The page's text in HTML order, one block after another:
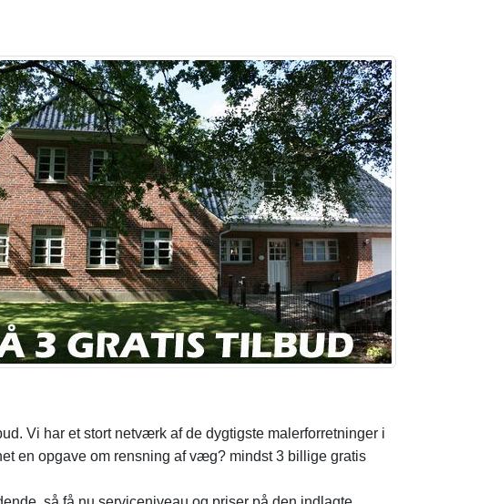
Vi har et stort netværk af de dygtigste malerforretninger i
en opgave om rensning af væg? mindst 3 billige gratis